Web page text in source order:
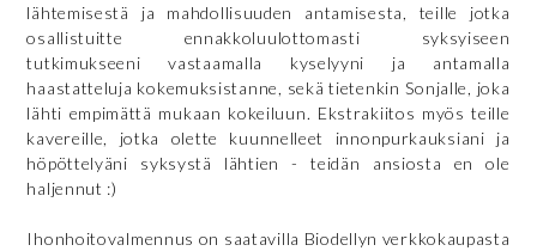
lähtemisestä ja mahdollisuuden antamisesta, teille jotka
osallistuitte ennakkoluulottomasti syksyiseen
tutkimukseeni vastaamalla kyselyyni ja antamalla
haastatteluja kokemuksistanne, sekä tietenkin Sonjalle, joka
lähti empimättä mukaan kokeiluun. Ekstrakiitos myös teille
kavereille, jotka olette kuunnelleet innonpurkauksiani ja
höpöttelyäni syksystä lähtien - teidän ansiosta en ole
haljennut :)
Ihonhoitovalmennus on saatavilla Biodellyn verkkokaupasta